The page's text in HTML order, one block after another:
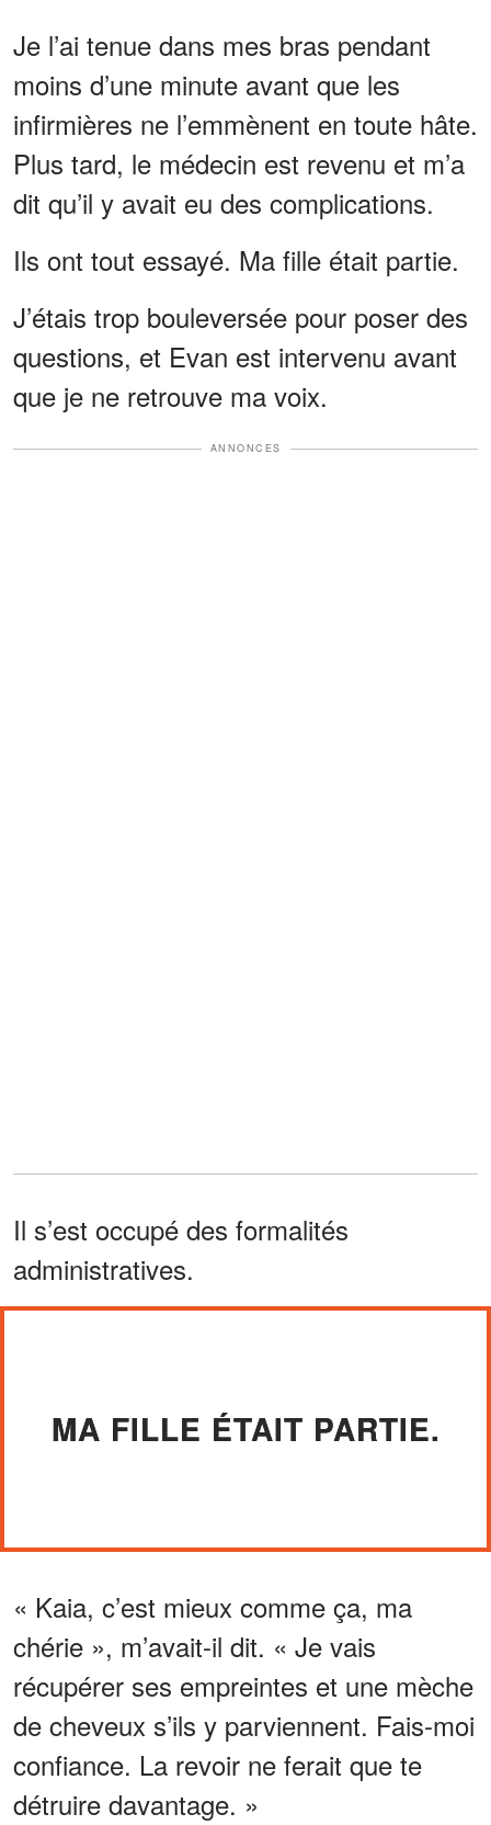
Je l’ai tenue dans mes bras pendant
moins d’une minute avant que les
infirmières ne l’emmènent en toute hâte.
Plus tard, le médecin est revenu et m’a
dit qu’il y avait eu des complications.
Ils ont tout essayé. Ma fille était partie.
J’étais trop bouleversée pour poser des
questions, et Evan est intervenu avant
que je ne retrouve ma voix.
ANNONCES
Il s’est occupé des formalités
administratives.
MA FILLE ÉTAIT PARTIE.
« Kaia, c’est mieux comme ça, ma
chérie », m’avait-il dit. « Je vais
récupérer ses empreintes et une mèche
de cheveux s’ils y parviennent. Fais-moi
confiance. La revoir ne ferait que te
détruire davantage. »